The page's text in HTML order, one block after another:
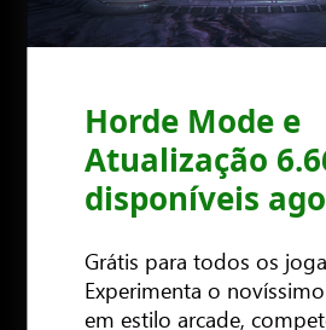
Horde Mode e
Atualização
disponíveis
Grátis para todos os
Experimenta o
em estilo arcade,
DOOM Eternal:
Ancient Gods –
Dois
A tua guerra
acabou...